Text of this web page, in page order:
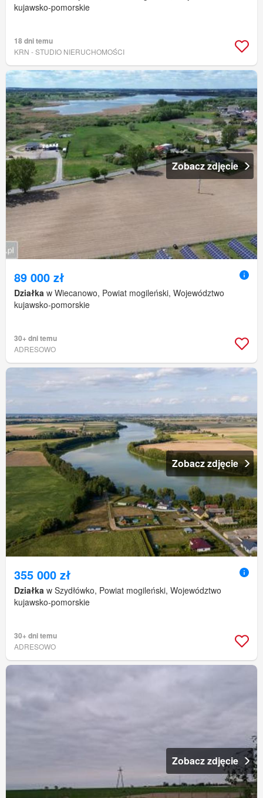
kujawsko-pomorskie
18 dni temu
KRN - STUDIO NIERUCHOMOŚCI
Zobacz zdjęcie
89 000 zł
Działka w Wiecanowo, Powiat mogileński, Województwo
kujawsko-pomorskie
30+ dni temu
ADRESOWO
Zobacz zdjęcie
355 000 zł
Działka w Szydłówko, Powiat mogileński, Województwo
kujawsko-pomorskie
30+ dni temu
ADRESOWO
Zobacz zdjęcie